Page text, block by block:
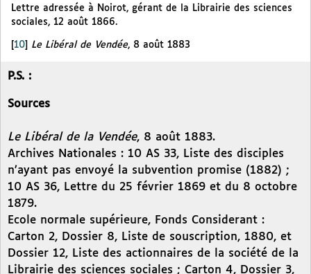
Lettre adressée à Noirot, gérant de la Librairie des sciences
sociales, 12 août 1866.
10 Le Libéral de Vendée, 8 août 1883
P.S. :
Sources
Le Libéral de la Vendée, 8 août 1883.
Archives Nationales : 10 AS 33, Liste des disciples
n’ayant pas envoyé la subvention promise (1882) ;
10 AS 36, Lettre du 25 février 1869 et du 8 octobre
1879.
Ecole normale supérieure, Fonds Considerant :
Carton 2, Dossier 8, Liste de souscription, 1880, et
Dossier 12, Liste des actionnaires de la société de la
Librairie des sciences sociales ; Carton 4, Dossier 3,